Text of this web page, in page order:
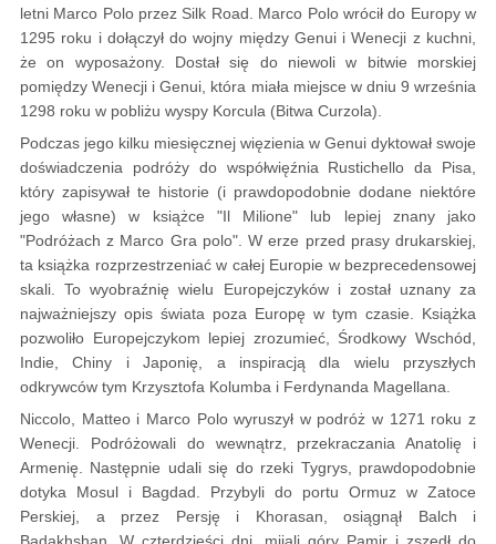
letni Marco Polo przez Silk Road. Marco Polo wrócił do Europy w
1295 roku i dołączył do wojny między Genui i Wenecji z kuchni,
że on wyposażony. Dostał się do niewoli w bitwie morskiej
pomiędzy Wenecji i Genui, która miała miejsce w dniu 9 września
1298 roku w pobliżu wyspy Korcula (Bitwa Curzola).
Podczas jego kilku miesięcznej więzienia w Genui dyktował swoje
doświadczenia podróży do współwięźnia Rustichello da Pisa,
który zapisywał te historie (i prawdopodobnie dodane niektóre
jego własne) w książce "Il Milione" lub lepiej znany jako
"Podróżach z Marco Gra polo". W erze przed prasy drukarskiej,
ta książka rozprzestrzeniać w całej Europie w bezprecedensowej
skali. To wyobraźnię wielu Europejczyków i został uznany za
najważniejszy opis świata poza Europę w tym czasie. Książka
pozwoliło Europejczykom lepiej zrozumieć, Środkowy Wschód,
Indie, Chiny i Japonię, a inspiracją dla wielu przyszłych
odkrywców tym Krzysztofa Kolumba i Ferdynanda Magellana.
Niccolo, Matteo i Marco Polo wyruszył w podróż w 1271 roku z
Wenecji. Podróżowali do wewnątrz, przekraczania Anatolię i
Armenię. Następnie udali się do rzeki Tygrys, prawdopodobnie
dotyka Mosul i Bagdad. Przybyli do portu Ormuz w Zatoce
Perskiej, a przez Persję i Khorasan, osiągnął Balch i